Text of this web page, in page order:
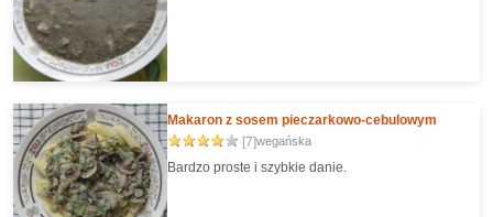
Makaron z sosem pieczarkowo-cebulowym
[7]wegańska
Bardzo proste i szybkie danie.